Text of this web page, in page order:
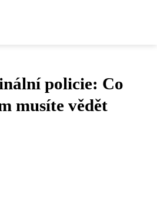
policie: Co
musíte vědět